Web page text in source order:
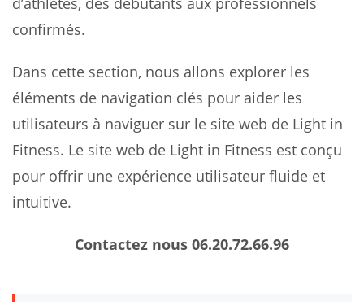
confirmés.
Dans cette section, nous allons explorer les
éléments de navigation clés pour aider les
utilisateurs à naviguer sur le site web de Light in
Fitness. Le site web de Light in Fitness est conçu
pour offrir une expérience utilisateur fluide et
intuitive.
Contactez nous 06.20.72.66.96